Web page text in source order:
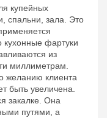
купейных
спальни, зала. Это
кухонные фартуки
из
миллиметрам.
желанию клиента
быть увеличена.
закалке. Она
путями, а